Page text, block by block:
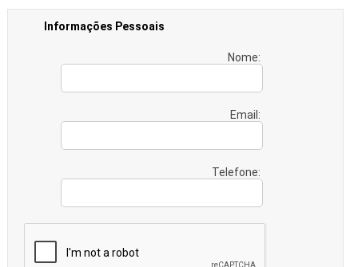
Informações Pessoais
Nome:
Email:
Telefone: